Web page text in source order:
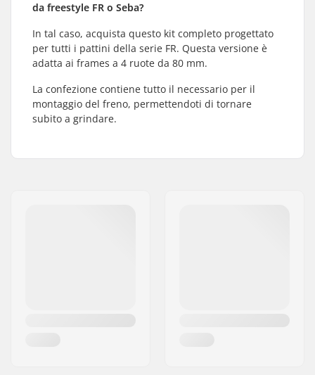
da freestyle FR o Seba?
In tal caso, acquista questo kit completo progettato
per tutti i pattini della serie FR. Questa versione è
adatta ai frames a 4 ruote da 80 mm.
La confezione contiene tutto il necessario per il
montaggio del freno, permettendoti di tornare
subito a grindare.